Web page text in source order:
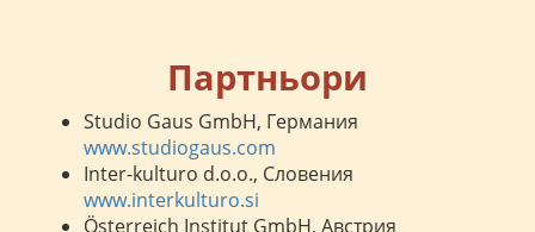
Партньори
Studio Gaus GmbH, Германия
www.studiogaus.com
Inter-kulturo d.o.o., Словения
www.interkulturo.si
Österreich Institut GmbH, Австрия